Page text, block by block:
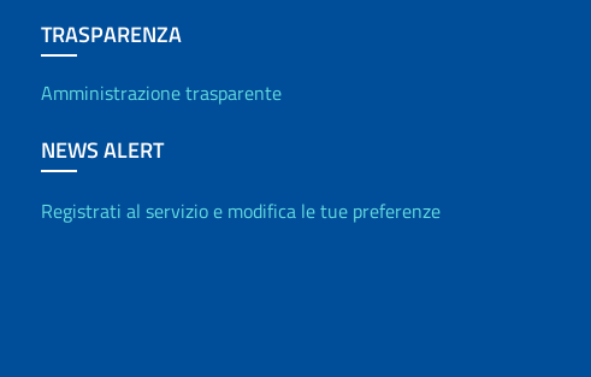
TRASPARENZA
Amministrazione trasparente
NEWS ALERT
Registrati al servizio e modifica le tue preferenze